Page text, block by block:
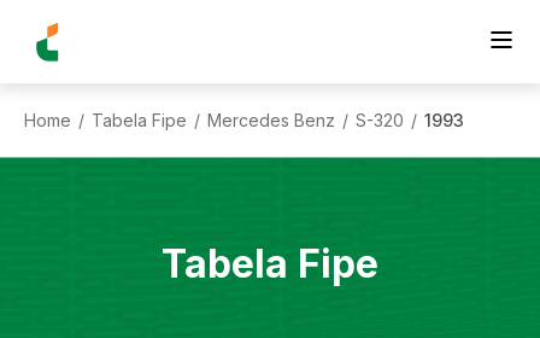
Home / Tabela Fipe / Mercedes Benz / S-320 / 1993
Tabela Fipe